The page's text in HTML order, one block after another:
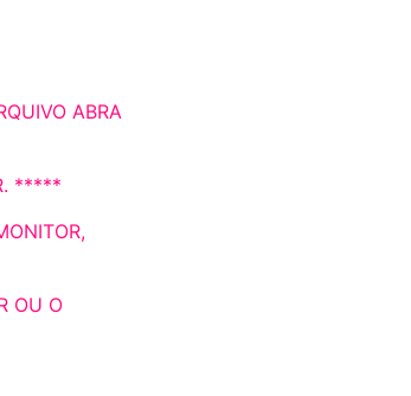
ABRA
*****
OU O